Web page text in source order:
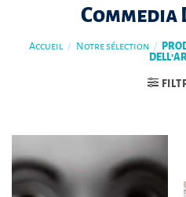
Accueil / Notre sélection /